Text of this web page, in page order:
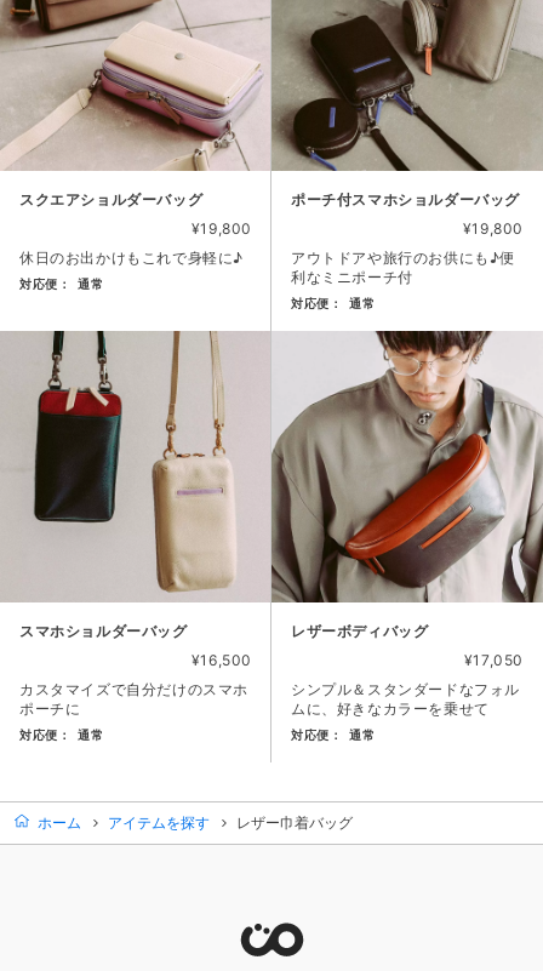
スクエアショルダーバッグ
¥19,800
休日のお出かけもこれで身軽に♪
対応便： 通常
ポーチ付スマホショルダーバッグ
¥19,800
アウトドアや旅行のお供にも♪便
利なミニポーチ付
対応便： 通常
商品カード。商品: ポーチ付
スマホショルダーバッグ
¥16,500
カスタマイズで自分だけのスマホ
ポーチに
対応便： 通常
レザーボディバッグ
¥17,050
シンプル＆スタンダードなフォル
ムに、好きなカラーを乗せて
対応便： 通常
ホーム アイテムを探す レザー巾着バッグ